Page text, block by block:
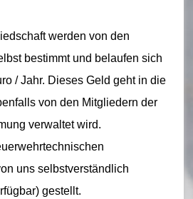
werden von den
bestimmt und belaufen sich
/ Jahr. Dieses Geld geht in die
von den Mitgliedern der
verwaltet wird.
uns selbstverständlich
gestellt.